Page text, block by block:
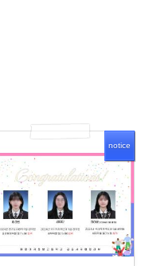
notice
3977